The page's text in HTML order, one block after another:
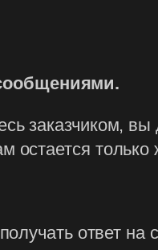
заказчиком,
только
ответ на